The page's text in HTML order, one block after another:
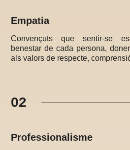
Empatia
Convençuts que sentir-se
benestar de cada persona,
als valors de respecte,
02
Professionalisme